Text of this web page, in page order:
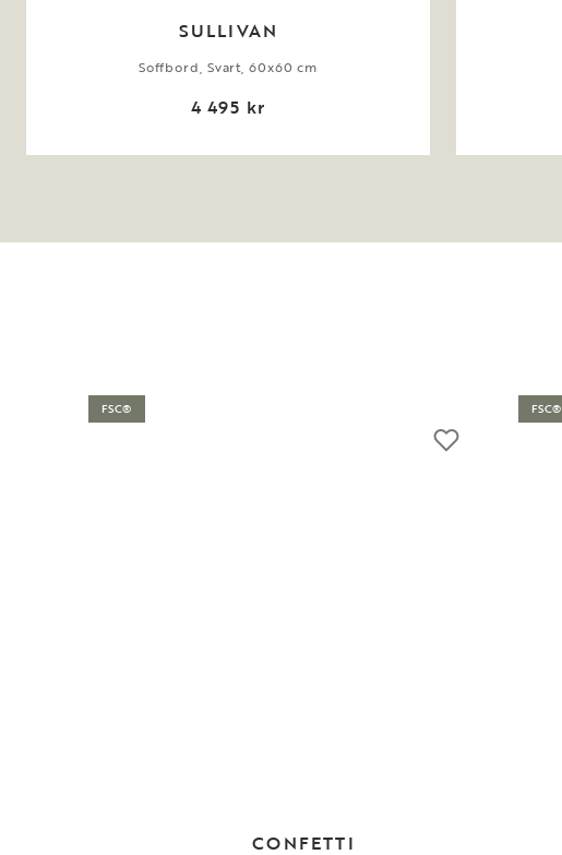
SULLIVAN
Soffbord, Svart, 60x60 cm
4 495 kr
CONFETTI
FSC® FSC®